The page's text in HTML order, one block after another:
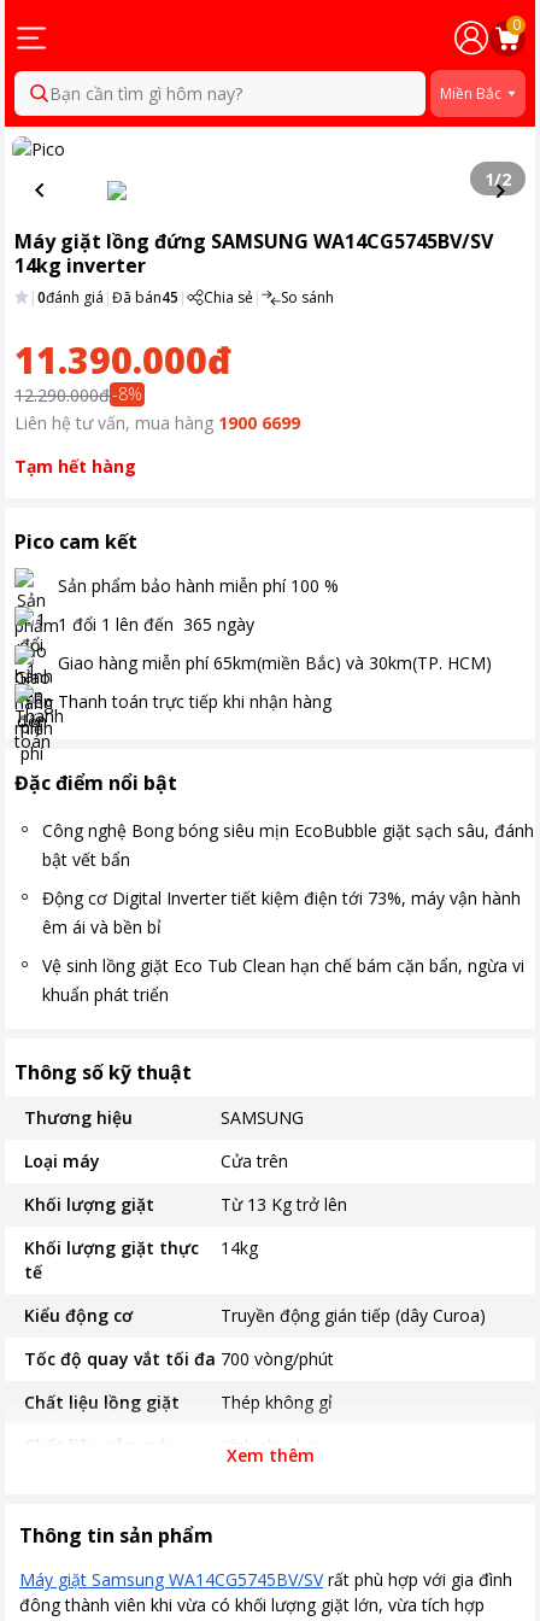
0
Bạn cần tìm gì hôm nay? Miền Bắc
1/2
Máy giặt lồng đứng SAMSUNG WA14CG5745BV/SV
14kg inverter
|0đánh giá |Đã bán45 | Chia sẻ| So sánh
11.390.000đ
12.290.000đ-8%
Liên hệ tư vấn, mua hàng 1900 6699
Tạm hết hàng
Pico cam kết
Sản phẩm bảo hành miễn phí 100 %
1 đổi 1 lên đến 365 ngày
Giao hàng miễn phí 65km(miền Bắc) và 30km(TP. HCM)
Thanh toán trực tiếp khi nhận hàng
Đặc điểm nổi bật
Công nghệ Bong bóng siêu mịn EcoBubble giặt sạch sâu, đánh
bật vết bẩn
Động cơ Digital Inverter tiết kiệm điện tới 73%, máy vận hành
êm ái và bền bỉ
Vệ sinh lồng giặt Eco Tub Clean hạn chế bám cặn bẩn, ngừa vi
khuẩn phát triển
Thông số kỹ thuật
Thương hiệu
SAMSUNG
Loại máy
Cửa trên
Khối lượng giặt
Từ 13 Kg trở lên
Khối lượng giặt thực
tế
14kg
Kiểu động cơ
Truyền động gián tiếp (dây Curoa)
Tốc độ quay vắt tối đa 700 vòng/phút
Chất liệu lồng giặt
Thép không gỉ
Chất liệu nắp máy
Kính chịu lực
Nơi sản xuất
Thời gian bảo hành
24 tháng
Xem thêm
Thông tin sản phẩm
Máy giặt Samsung WA14CG5745BV/SVrất phù hợp với gia đình
đông thành viên khi vừa có khối lượng giặt lớn, vừa tích hợp